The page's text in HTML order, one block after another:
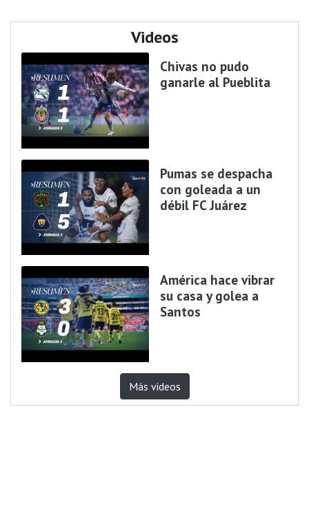
Videos
Chivas no pudo
ganarle al Pueblita
Pumas se despacha
con goleada a un
débil FC Juárez
América hace vibrar
su casa y golea a
Santos
Más videos